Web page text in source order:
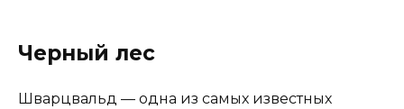
Черный лес
Шварцвальд — одна из самых известных